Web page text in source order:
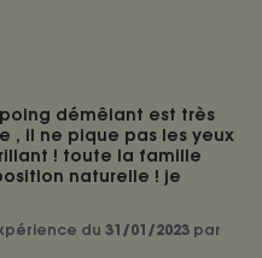
démêlant est très
, il ne pique pas les yeux
! toute la famille
naturelle ! je
du 31/01/2023 par